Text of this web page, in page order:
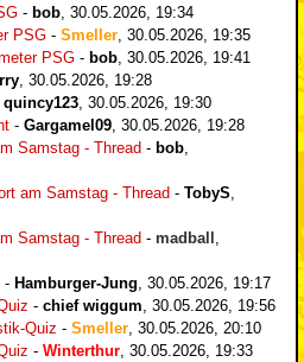
- bob 30.05.2026, 19:34
PSG - Smeller 30.05.2026, 19:35
PSG - bob 30.05.2026, 19:41
30.05.2026, 19:28
quincy123 30.05.2026, 19:30
- Gargamel09 30.05.2026, 19:28
Samstag - Thread - bob
am Samstag - Thread - TobyS
Samstag - Thread - madball
- Hamburger-Jung 30.05.2026, 19:17
- chief wiggum 30.05.2026, 19:56
Quiz - Smeller 30.05.2026, 20:10
- Winterthur 30.05.2026, 19:33